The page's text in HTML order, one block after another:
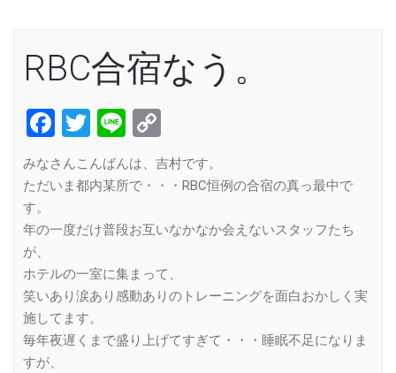
RBC合宿なう。
Facebook
Twitter
Line
Link
みなさんこんばんは、吉村です。
ただいま都内某所で・・・RBC恒例の合宿の真っ最中で
す。
年の一度だけ普段お互いなかなか会えないスタッフたち
が、
ホテルの一室に集まって、
笑いあり涙あり感動ありのトレーニングを面白おかしく実
施してます。
毎年夜遅くまで盛り上げてすぎて・・・睡眠不足になりま
すが、